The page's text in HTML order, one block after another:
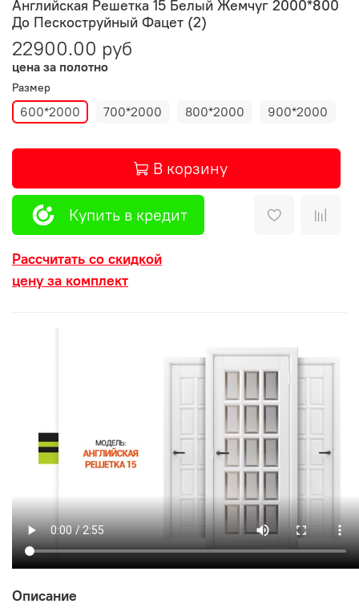
Английская Решетка 15 Белый Жемчуг 2000*800
До Пескоструйный Фацет (2)
22900.00 руб
цена за полотно
Размер
600*2000 700*2000 800*2000 900*2000
В корзину
Купить в кредит
Рассчитать со скидкой
цену за комплект
Описание